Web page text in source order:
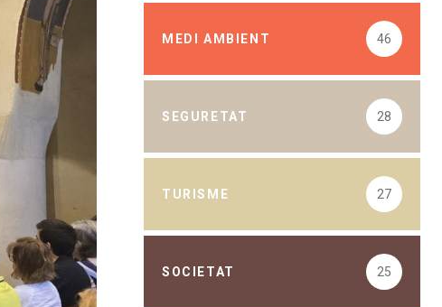
MEDI AMBIENT 46
SEGURETAT 28
TURISME 27
SOCIETAT 25